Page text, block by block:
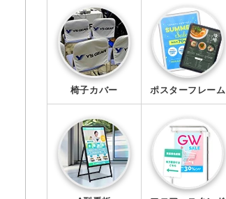
エプロン
マスク
椅子カバー ポスターフレーム